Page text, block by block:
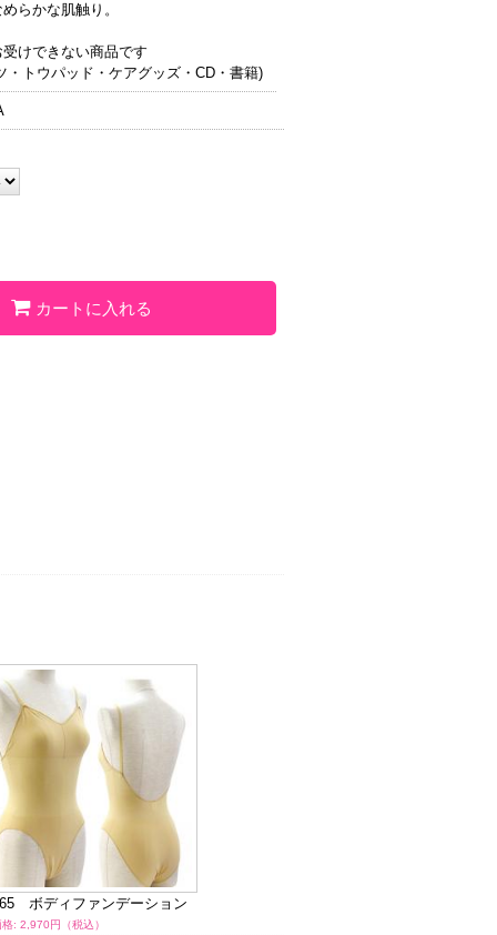
らかな肌触り。
けできない商品です
・トウパッド・ケアグッズ・CD・書籍)
カートに入れる
ボディファンデーション
: 2,970円（税込）